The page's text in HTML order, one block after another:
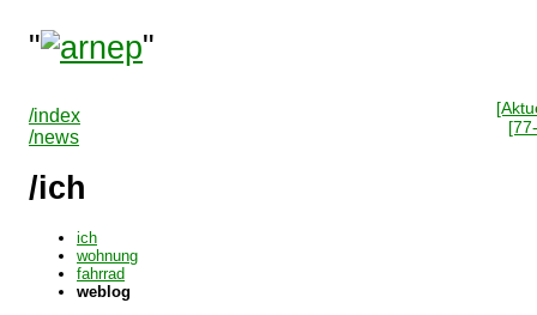
" "
/index
/news
/ich
ich
wohnung
fahrrad
weblog